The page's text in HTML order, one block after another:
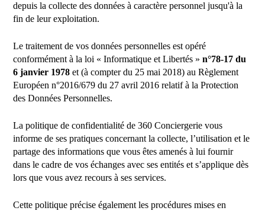
depuis la collecte des données à caractère personnel jusqu'à la
fin de leur exploitation.
Le traitement de vos données personnelles est opéré
conformément à la loi « Informatique et Libertés »n°78-17 du
6 janvier 1978 et (à compter du 25 mai 2018) au Règlement
Européen n°2016/679 du 27 avril 2016 relatif à la Protection
des Données Personnelles.
La politique de confidentialité de 360 Conciergerie vous
informe de ses pratiques concernant la collecte, l’utilisation et le
partage des informations que vous êtes amenés à lui fournir
dans le cadre de vos échanges avec ses entités et s’applique dès
lors que vous avez recours à ses services.
Cette politique précise également les procédures mises en